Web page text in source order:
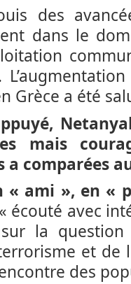
des
dans le
Grèce a été
mais
a comparées
« ami », en «
écouté avec
la question
et de
des